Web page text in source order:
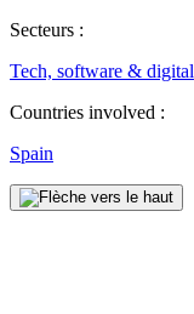
Secteurs :
Tech, software & digital
Countries involved :
Spain